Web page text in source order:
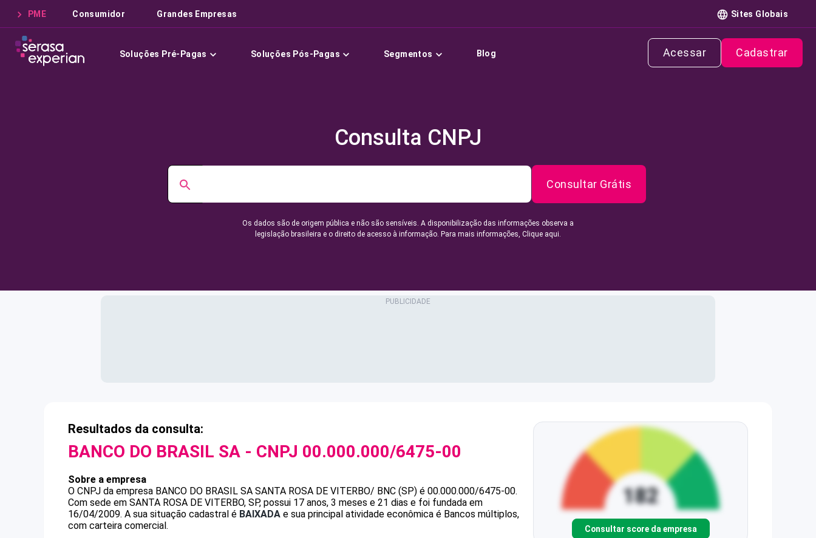
PME Consumidor Grandes Empresas Sites Globais
Soluções Pré-Pagas Soluções Pós-Pagas Segmentos Blog Acessar Cadastrar
Consulta CNPJ
Consultar Grátis
Os dados são de origem pública e não são sensíveis. A disponibilização das informações observa a
legislação brasileira e o direito de acesso à informação. Para mais informações, Clique aqui.
Resultados da consulta:
BANCO DO BRASIL SA - CNPJ 00.000.000/6475-00
Sobre a empresa
O CNPJ da empresa BANCO DO BRASIL SA SANTA ROSA DE VITERBO/ BNC (SP) é 00.000.000/6475-00.
Com sede em SANTA ROSA DE VITERBO, SP, possui 17 anos, 3 meses e 21 dias e foi fundada em
16/04/2009. A sua situação cadastral é BAIXADA e sua principal atividade econômica é Bancos múltiplos,
com carteira comercial.
Consultar score da empresa